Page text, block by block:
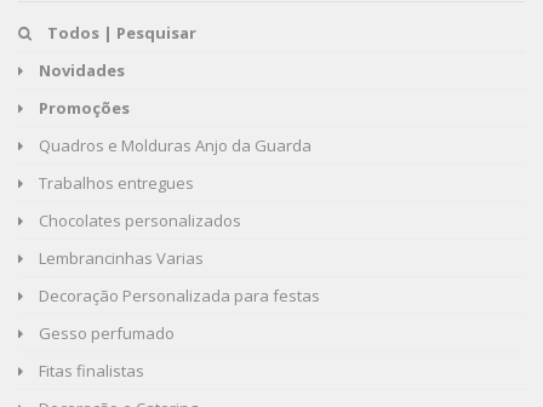
Todos | Pesquisar
Novidades
Promoções
Quadros e Molduras Anjo da Guarda
Trabalhos entregues
Chocolates personalizados
Lembrancinhas Varias
Decoração Personalizada para festas
Gesso perfumado
Fitas finalistas